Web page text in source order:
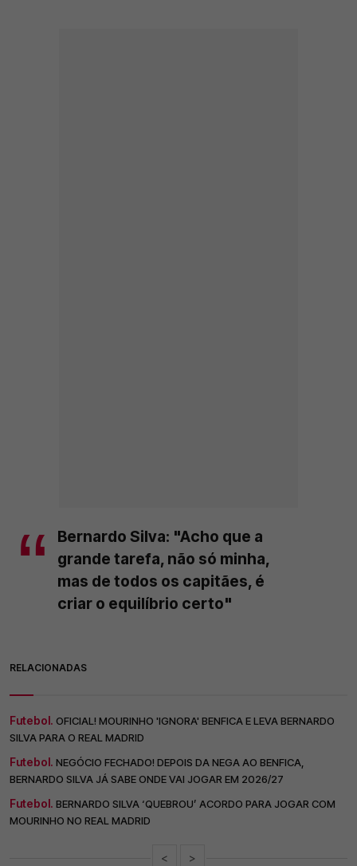
Bernardo Silva: "Acho que a
grande tarefa, não só minha,
mas de todos os capitães, é
criar o equilíbrio certo"
RELACIONADAS
Futebol. OFICIAL! MOURINHO 'IGNORA' BENFICA E LEVA BERNARDO
SILVA PARA O REAL MADRID
Futebol. NEGÓCIO FECHADO! DEPOIS DA NEGA AO BENFICA,
BERNARDO SILVA JÁ SABE ONDE VAI JOGAR EM 2026/27
Futebol. BERNARDO SILVA ‘QUEBROU’ ACORDO PARA JOGAR COM
MOURINHO NO REAL MADRID
< >